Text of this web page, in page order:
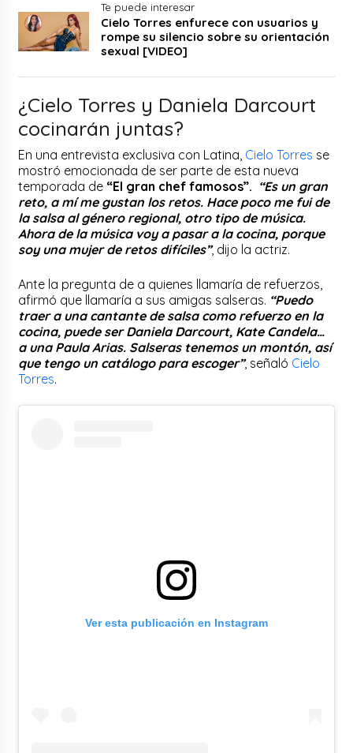
Te puede interesar
Cielo Torres enfurece con usuarios y
rompe su silencio sobre su orientación
sexual [VIDEO]
¿Cielo Torres y Daniela Darcourt
cocinarán juntas?
En una entrevista exclusiva con Latina, Cielo Torres se
mostró emocionada de ser parte de esta nueva
temporada de “El gran chef famosos”. “Es un gran
reto, a mí me gustan los retos. Hace poco me fui de
la salsa al género regional, otro tipo de música.
Ahora de la música voy a pasar a la cocina, porque
soy una mujer de retos difíciles”, dijo la actriz.
Ante la pregunta de a quienes llamaría de refuerzos,
afirmó que llamaría a sus amigas salseras. “Puedo
traer a una cantante de salsa como refuerzo en la
cocina, puede ser Daniela Darcourt, Kate Candela…
a una Paula Arias. Salseras tenemos un montón, así
que tengo un catálogo para escoger”, señaló Cielo
Torres.
Ver esta publicación en Instagram